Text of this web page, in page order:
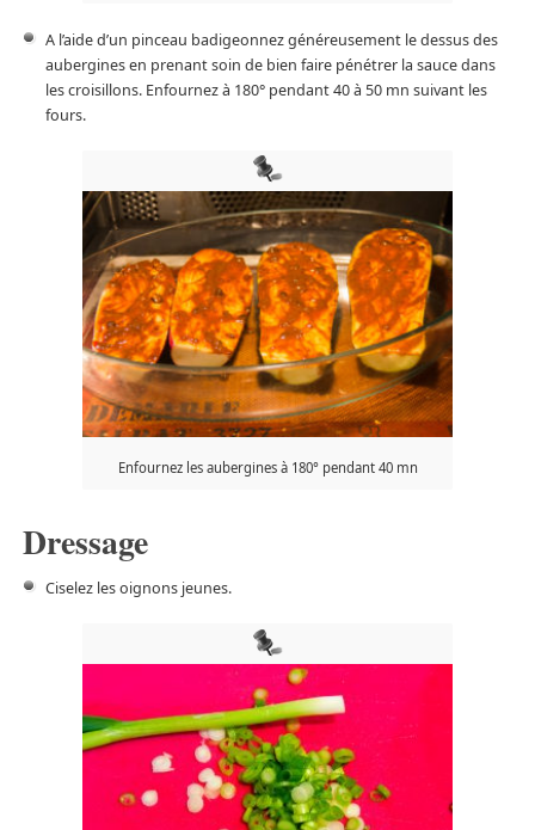
A l’aide d’un pinceau badigeonnez généreusement le dessus des
aubergines en prenant soin de bien faire pénétrer la sauce dans
les croisillons. Enfournez à 180° pendant 40 à 50 mn suivant les
fours.
Enfournez les aubergines à 180° pendant 40 mn
Dressage
Ciselez les oignons jeunes.